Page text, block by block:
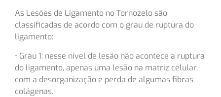
As Lesões de Ligamento no Tornozelo são
classificadas de acordo com o grau de ruptura do
ligamento:
• Grau 1: nesse nível de lesão não acontece a ruptura
do ligamento, apenas uma lesão na matriz celular,
com a desorganização e perda de algumas fibras
colágenas.